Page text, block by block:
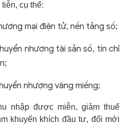
cụ thể:
mại điện tử, nền tảng số;
nhượng tài sản số, tín chỉ
nhượng vàng miếng;
nhập được miễn, giảm thuế
khuyến khích đầu tư, đổi mới